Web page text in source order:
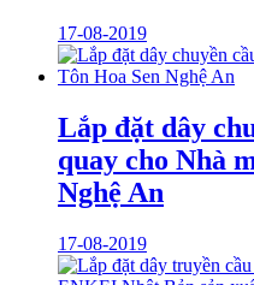
17-08-2019
Lắp đặt dây
quay cho Nhà
Nghệ An
17-08-2019